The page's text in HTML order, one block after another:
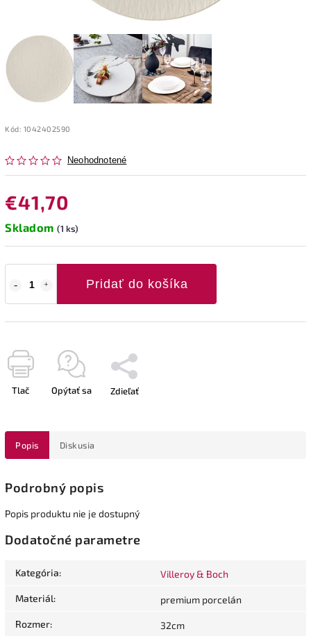
Kód: 1042402590
Neohodnotené
€41,70
Skladom (1 ks)
Pridať do košíka
Tlač Opýtať sa Zdieľať
Popis Diskusia
Podrobný popis
Popis produktu nie je dostupný
Dodatočné parametre
Kategória: Villeroy & Boch
Materiál: premium porcelán
Rozmer: 32cm